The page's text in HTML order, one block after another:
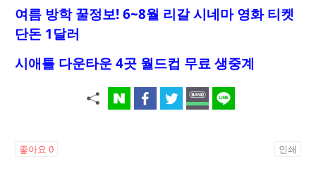
여름 방학 꿀정보! 6~8월 리갈 시네마 영화 티켓
단돈 1달러
시애틀 다운타운 4곳 월드컵 무료 생중계
좋아요 0 인쇄